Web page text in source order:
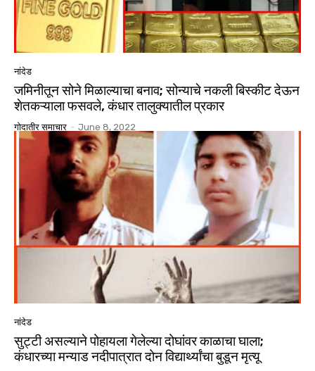
नांदेड
जमिनीतून सोने मिळाल्याचा बनाव; सोन्याचे नकली बिस्कीट देऊन
शेतकऱ्याला फसवले, कंधार तालुक्यातील प्रकार
गोदातीर समाचार - June 8, 2022
नांदेड
सुट्टी असल्याने पोहायला गेलेल्या दोघांवर काळाचा घाला;
कंधारच्या मन्याड नदीपात्रात दोन विद्यार्थ्यांचा बुडून मृत्यू